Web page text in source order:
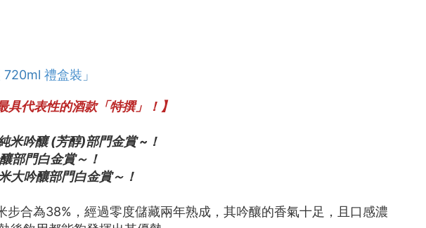
720ml 禮盒裝 」
具代表性的酒款「特撰」！】
米吟釀 (芳醇)部門金賞 ~ ！
部門白金賞～ ！
吟釀部門白金賞～！
合為38%，經過零度儲藏兩年熟成，其吟釀的香氣十足，且口感濃